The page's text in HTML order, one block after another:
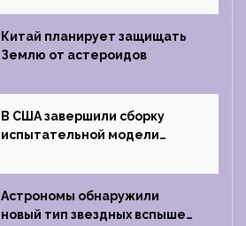
на отпечаток пальца
Китай планирует защищать
Землю от астероидов
В США завершили сборку
испытательной модели
Griffin
Астрономы обнаружили
новый тип звездных вспышек